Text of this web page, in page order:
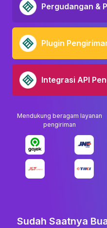
Pergudangan &
Plugin
Integrasi API
Mendukung beragam layanan
pengiriman
Sudah Saatnya